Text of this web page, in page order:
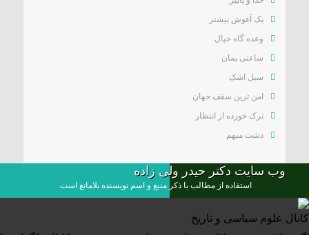
یک آغوش بیشتر
وعده گاه خیال
ساعتی بمان
سیل اشک
امن ترین سقف جهان
ترک خورده از انتظار
دشت مبهم
وب سایت دکتر حیدر ولی زاده
استفاده از مطالب با ذکر منبع و اسم نویسنده بلامانع است.
کانال علوم‌ سیاسی و تاریخ